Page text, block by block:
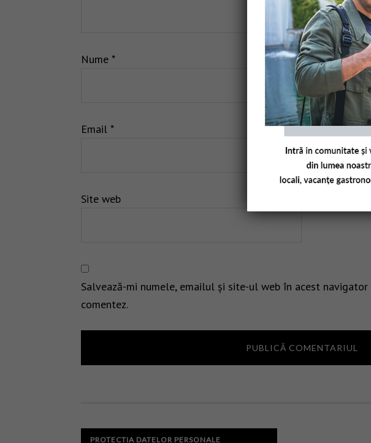
Nume *
Email *
Site web
Salvează-mi numele, emailul și site-ul web în acest
comentez.
PROTECTIA DATELOR PERSONALE